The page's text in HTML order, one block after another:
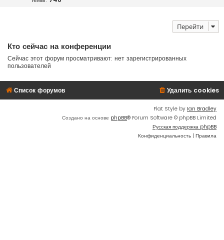
Перейти
Кто сейчас на конференции
Сейчас этот форум просматривают: нет зарегистрированных
пользователей
Список форумов Удалить cookies
Flat Style by Ian Bradley
Создано на основе phpBB® Forum Software © phpBB Limited
Русская поддержка phpBB
Конфиденциальность | Правила